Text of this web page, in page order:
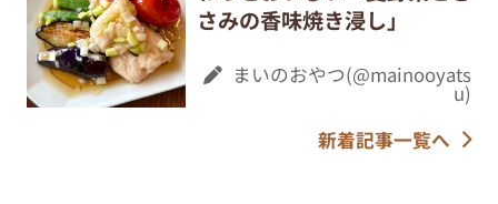
さみの香味焼き浸し」
まいのおやつ(@mainooyats
u)
新着記事一覧へ